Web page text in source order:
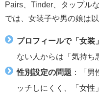
Pairs、Tinder、タップル
では、女装子や男の娘は
プロフィールで「女装
ない人からは「気持ち
性別設定の問題 ：「
ッチしにくく、「女性